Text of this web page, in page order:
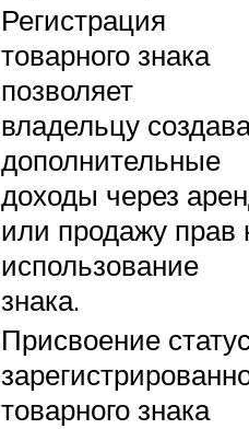
Регистрация
товарного знака
позволяет
владельцу
дополнительные
доходы через
или продажу прав
использование
знака.
Присвоение
товарного знака